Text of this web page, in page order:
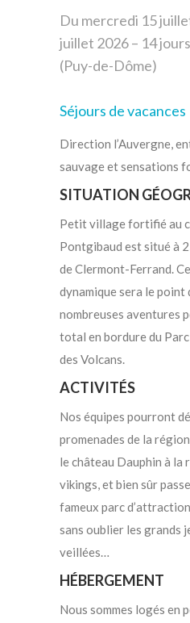
Du mercredi 15
juillet 2026 – 14
(Puy-de-Dôme)
Séjours de vacances
Direction l’Auvergne,
sauvage et sensations
SITUATION
Petit village fortifié au
Pontgibaud est situé à
de Clermont-Ferrand.
dynamique sera le point
nombreuses aventures
total en bordure du
des Volcans.
ACTIVITÉS
Nos équipes pourront
promenades de la
le château Dauphin à la
vikings, et bien sûr
fameux parc
sans oublier les grands
veillées…
HÉBERGEMENT
Nous sommes logés en